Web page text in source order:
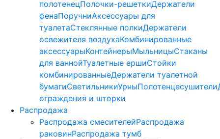
полотенецПолочки-решеткиДержатели
фенаПоручниАксессуары для
туалетаСтеклянные полкиДержатели
освежителя воздухаКомбинированные
аксессуарыКонтейнерыМыльницыСтаканы
для ваннойТуалетные ершиСтойки
комбинированныеДержатели туалетной
бумагиСветильникиУрныПолотенцесушители
ограждения и шторки
Распродажа
Распродажа смесителейРаспродажа
раковинРаспродажа тумб